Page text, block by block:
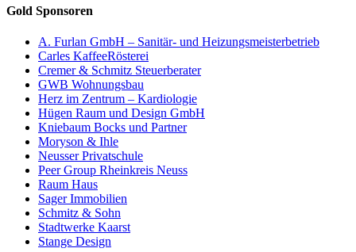
Gold Sponsoren
A. Furlan GmbH – Sanitär- und Heizungsmeisterbetrieb
Carles KaffeeRösterei
Cremer & Schmitz Steuerberater
GWB Wohnungsbau
Herz im Zentrum – Kardiologie
Hügen Raum und Design GmbH
Kniebaum Bocks und Partner
Moryson & Ihle
Neusser Privatschule
Peer Group Rheinkreis Neuss
Raum Haus
Sager Immobilien
Schmitz & Sohn
Stadtwerke Kaarst
Stange Design